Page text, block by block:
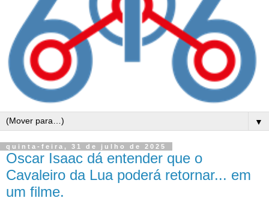
▼
quinta-feira, 31 de julho de 2025
Oscar Isaac dá entender que o
Cavaleiro da Lua poderá retornar... em
um filme.